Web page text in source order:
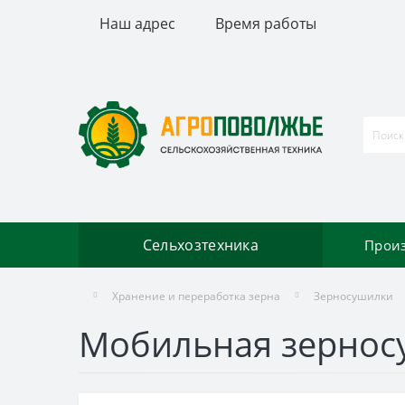
Наш адрес Время работы
Сельхозтехника
Хранение и переработка зерна Зерносушилки
Мобильная